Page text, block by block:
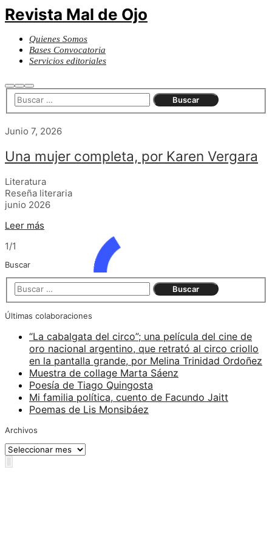
Revista Mal de Ojo
Quienes Somos
Bases Convocatoria
Servicios editoriales
Junio 7, 2026
Una mujer completa, por Karen Vergara
Literatura
Reseña literaria
junio 2026
Leer más
1/1
Buscar
Últimas colaboraciones
“La cabalgata del circo”; una película del cine de
oro nacional argentino, que retrató al circo criollo
en la pantalla grande, por Melina Trinidad Ordoñez
Muestra de collage Marta Sáenz
Poesía de Tiago Quingosta
Mi familia política, cuento de Facundo Jaitt
Poemas de Lis Monsibáez
Archivos